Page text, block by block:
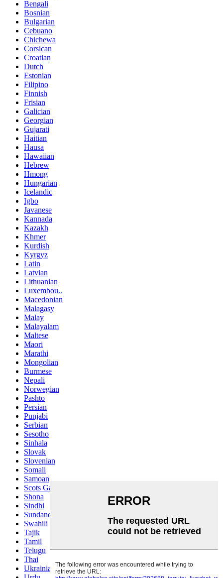
Bengali
Bosnian
Bulgarian
Cebuano
Chichewa
Corsican
Croatian
Dutch
Estonian
Filipino
Finnish
Frisian
Galician
Georgian
Gujarati
Haitian
Hausa
Hawaiian
Hebrew
Hmong
Hungarian
Icelandic
Igbo
Javanese
Kannada
Kazakh
Khmer
Kurdish
Kyrgyz
Latin
Latvian
Lithuanian
Luxembou..
Macedonian
Malagasy
Malay
Malayalam
Maltese
Maori
Marathi
Mongolian
Burmese
Nepali
Norwegian
Pashto
Persian
Punjabi
Serbian
Sesotho
Sinhala
Slovak
Slovenian
Somali
Samoan
Scots Gaelic
Shona
Sindhi
Sundanese
Swahili
Tajik
Tamil
Telugu
Thai
Ukrainian